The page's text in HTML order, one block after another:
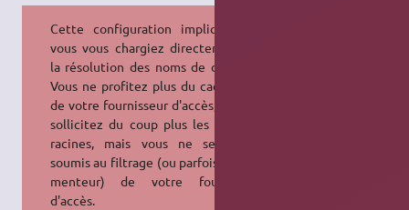
Cette configuration implique que
vous vous chargiez directement de
la résolution des noms de domaine.
Vous ne profitez plus du cache
de votre fournisseur d'accès, et vous
sollicitez du coup plus les serveurs
racines, mais vous ne serez pas
soumis au filtrage (ou parfois au
menteur) de votre fournisseur
d'accès.